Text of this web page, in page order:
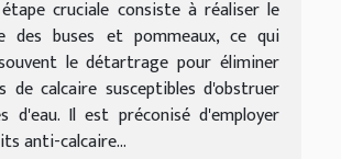
cruciale consiste à réaliser le
des buses et pommeaux, ce qui
le détartrage pour éliminer
de calcaire susceptibles d'obstruer
d'eau. Il est préconisé d'employer
anti-calcaire...